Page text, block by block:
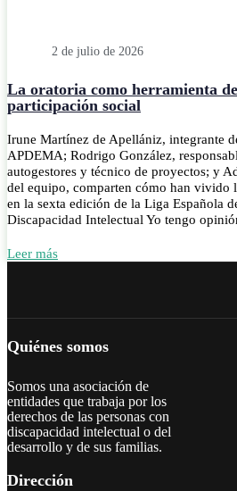
2 de julio de 2026
La oratoria como herramienta
participación social
Irune Martínez de Apellániz, integrante
APDEMA; Rodrigo González,
autogestores y técnico de proyectos; y
del equipo, comparten cómo han vivido
en la sexta edición de la Liga Española
Discapacidad Intelectual Yo tengo
Leer más
Quiénes somos
Somos una asociación de
entidades que trabaja por los
derechos de las personas con
discapacidad intelectual o del
desarrollo y de sus familias.
Dirección